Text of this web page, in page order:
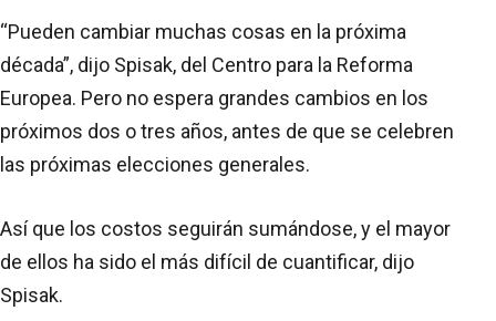
“Pueden cambiar muchas cosas en la próxima
década”, dijo Spisak, del Centro para la Reforma
Europea. Pero no espera grandes cambios en los
próximos dos o tres años, antes de que se celebren
las próximas elecciones generales.
Así que los costos seguirán sumándose, y el mayor
de ellos ha sido el más difícil de cuantificar, dijo
Spisak.